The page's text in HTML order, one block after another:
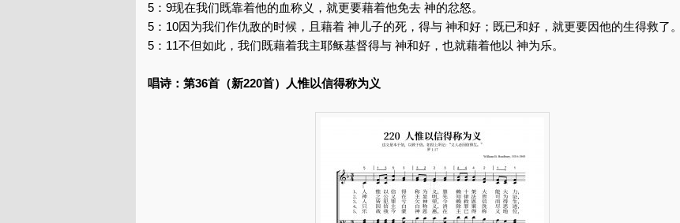
5：9现在我们既靠着他的血称义，就更要藉着他免去 神的忿怒。
5：10因为我们作仇敌的时候，且藉着 神儿子的死，得与 神和好；既已和好，就更要因他的生得救了。
5：11不但如此，我们既藉着我主耶稣基督得与 神和好，也就藉着他以 神为乐。
唱诗：第36首（新220首）人惟以信得称为义